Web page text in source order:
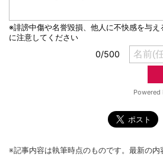
※記事内容は執筆時点のものです。最新の内